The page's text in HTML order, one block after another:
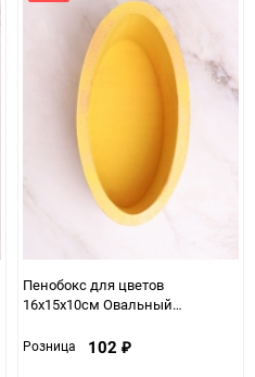
90
Пенобокс для цветов
16х15х10см Овальный
Розница 102 ₽